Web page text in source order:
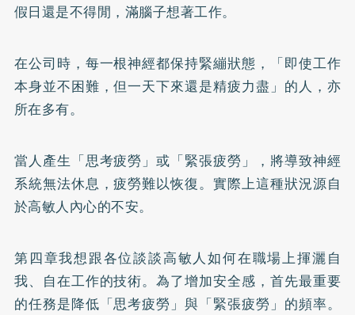
假日還是不得閒，滿腦子想著工作。
在公司時，每一根神經都保持緊繃狀態，「即使工作
本身並不困難，但一天下來還是精疲力盡」的人，亦
所在多有。
當人產生「思考疲勞」或「緊張疲勞」，將導致神經
系統無法休息，疲勞難以恢復。實際上這種狀況源自
於高敏人內心的不安。
第四章我想跟各位談談高敏人如何在職場上揮灑自
我、自在工作的技術。為了增加安全感，首先最重要
的任務是降低「思考疲勞」與「緊張疲勞」的頻率。